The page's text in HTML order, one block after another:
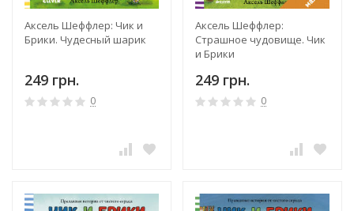
Аксель Шеффлер: Чик и
Брики. Чудесный шарик
249 грн.
0
Аксель Шеффлер:
Страшное чудовище. Чик
и Брики
249 грн.
0